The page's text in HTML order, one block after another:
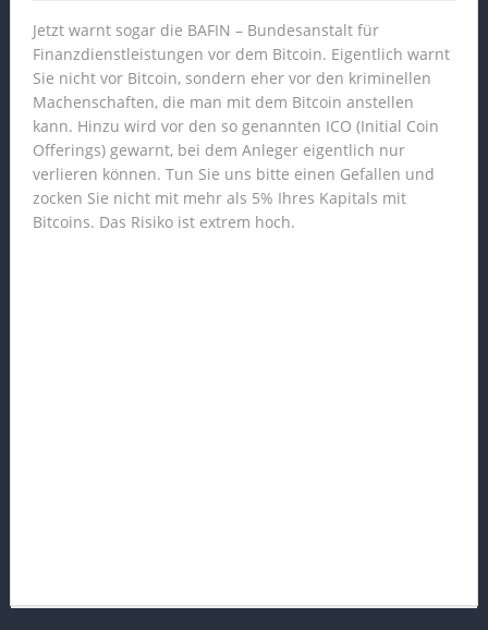
Jetzt warnt sogar die BAFIN – Bundesanstalt für
Finanzdienstleistungen vor dem Bitcoin. Eigentlich warnt
Sie nicht vor Bitcoin, sondern eher vor den kriminellen
Machenschaften, die man mit dem Bitcoin anstellen
kann. Hinzu wird vor den so genannten ICO (Initial Coin
Offerings) gewarnt, bei dem Anleger eigentlich nur
verlieren können. Tun Sie uns bitte einen Gefallen und
zocken Sie nicht mit mehr als 5% Ihres Kapitals mit
Bitcoins. Das Risiko ist extrem hoch.